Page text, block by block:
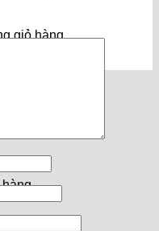
giỏ hàng.